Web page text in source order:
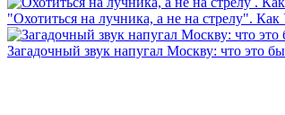
"Охотиться на лучника, а не на стрелу". Как
Загадочный звук напугал Москву: что это